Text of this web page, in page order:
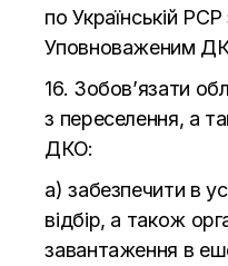
по Українській
Уповноваженим
16. Зобов’язати
з переселення, а
ДКО:
а) забезпечити в
відбір, а також
завантаження в